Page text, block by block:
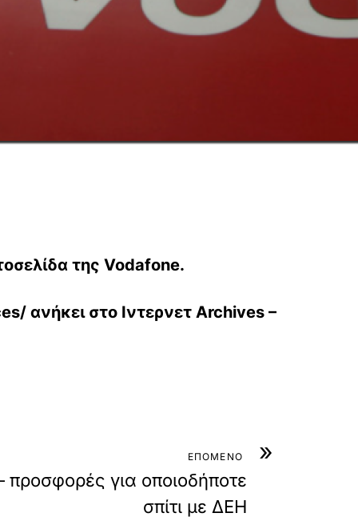
της Vodafone.
ανήκει στο Ιντερνετ Archives –
»
ΕΠΟΜΕΝΟ
για οποιοδήποτε
σπίτι με ΔΕΗ